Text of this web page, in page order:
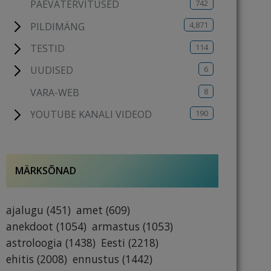
PÄEVATERVITUSED 742
PILDIMÄNG 4,871
TESTID 114
UUDISED 6
VARA-WEB 8
YOUTUBE KANALI VIDEOD 190
MÄRKSÕNAD
ajalugu (451) amet (609)
anekdoot (1054) armastus (1053)
astroloogia (1438) Eesti (2218)
ehitis (2008) ennustus (1442)